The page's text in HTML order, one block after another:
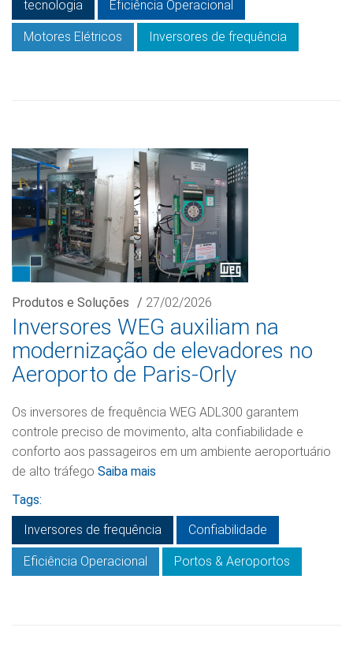
tecnologia
Eficiência Operacional
Motores Elétricos Inversores de frequência
Produtos e Soluções / 27/02/2026
Inversores WEG auxiliam na
modernização de elevadores no
Aeroporto de Paris-Orly
Os inversores de frequência WEG ADL300 garantem
controle preciso de movimento, alta confiabilidade e
conforto aos passageiros em um ambiente aeroportuário
de alto tráfego Saiba mais
Tags:
Inversores de frequência
Confiabilidade
Eficiência Operacional Portos & Aeroportos